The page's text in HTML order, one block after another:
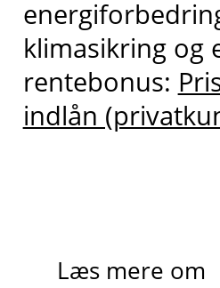
klimasikring og
rentebonus:
indlån
Læs mere om